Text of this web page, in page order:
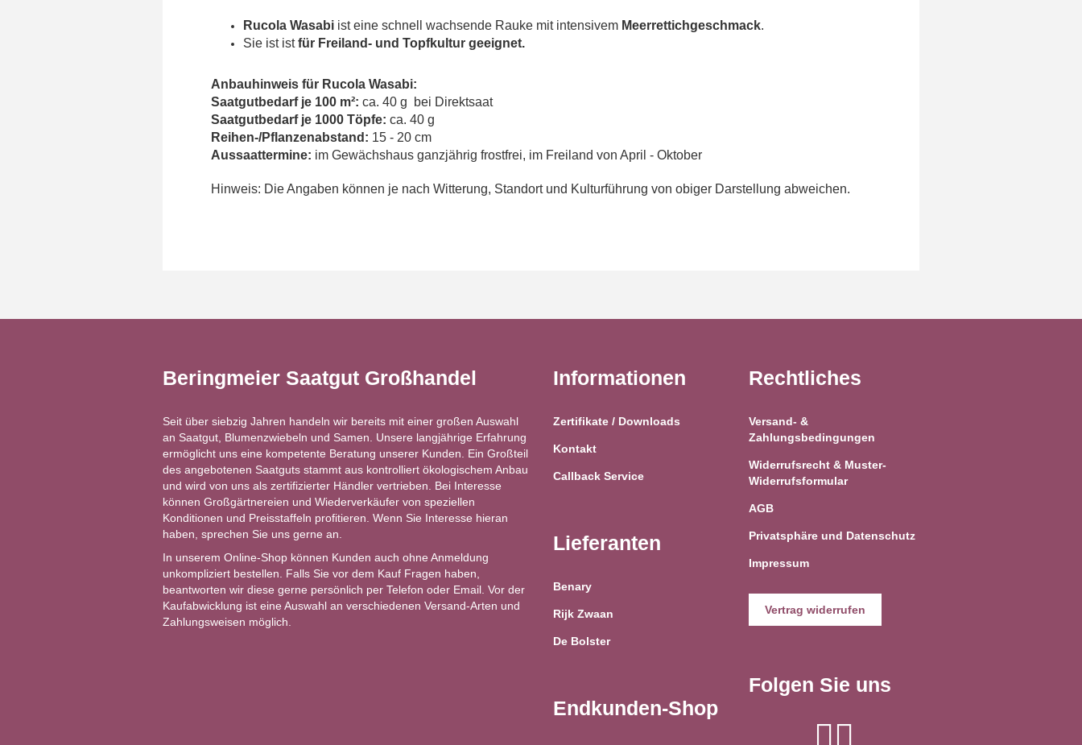
Rucola Wasabi ist eine schnell wachsende Rauke mit intensivem Meerrettichgeschmack.
Sie ist istfür Freiland- und Topfkultur geeignet.
Anbauhinweis für Rucola Wasabi:
Saatgutbedarf je 100 m²: ca. 40 g bei Direktsaat
Saatgutbedarf je 1000 Töpfe: ca. 40 g
Reihen-/Pflanzenabstand: 15 - 20 cm
Aussaattermine: im Gewächshaus ganzjährig frostfrei, im Freiland von April - Oktober
Hinweis: Die Angaben können je nach Witterung, Standort und Kulturführung von obiger Darstellung abweichen.
Beringmeier Saatgut Großhandel
Seit über siebzig Jahren handeln wir bereits mit einer großen Auswahl
an Saatgut, Blumenzwiebeln und Samen. Unsere langjährige Erfahrung
ermöglicht uns eine kompetente Beratung unserer Kunden. Ein Großteil
des angebotenen Saatguts stammt aus kontrolliert ökologischem Anbau
und wird von uns als zertifizierter Händler vertrieben. Bei Interesse
können Großgärtnereien und Wiederverkäufer von speziellen
Konditionen und Preisstaffeln profitieren. Wenn Sie Interesse hieran
haben, sprechen Sie uns gerne an.
In unserem Online-Shop können Kunden auch ohne Anmeldung
unkompliziert bestellen. Falls Sie vor dem Kauf Fragen haben,
beantworten wir diese gerne persönlich per Telefon oder Email. Vor der
Kaufabwicklung ist eine Auswahl an verschiedenen Versand-Arten und
Zahlungsweisen möglich.
Informationen
Zertifikate / Downloads
Kontakt
Callback Service
Lieferanten
Benary
Rijk Zwaan
De Bolster
Endkunden-Shop
Rechtliches
Versand- &
Zahlungsbedingungen
Widerrufsrecht & Muster-
Widerrufsformular
AGB
Privatsphäre und Datenschutz
Impressum
Vertrag widerrufen
Folgen Sie uns